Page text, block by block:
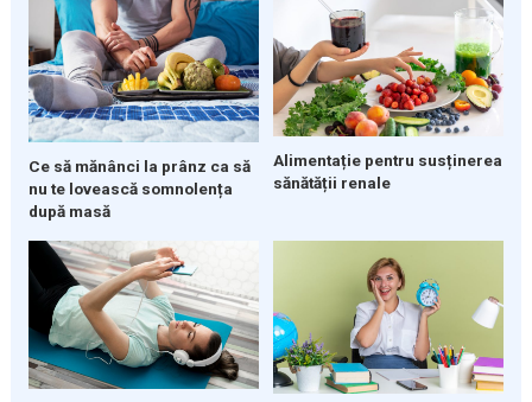
Ce să mănânci la prânz ca să
nu te lovească somnolența
după masă
Alimentație pentru susținerea
sănătății renale